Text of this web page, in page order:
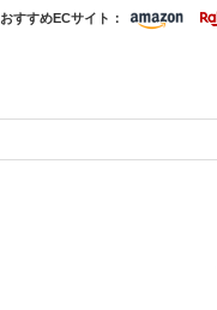
おすすめECサイト：